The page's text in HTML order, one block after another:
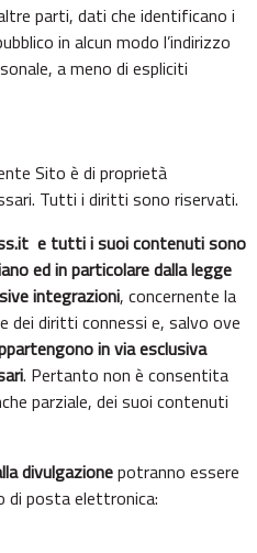
parti, dati che identificano i
in alcun modo l’indirizzo
a meno di espliciti
Sito è di proprietà
Tutti i diritti sono riservati.
e tutti i suoi contenuti sono
ed in particolare dalla legge
integrazioni, concernente la
dei diritti connessi e, salvo ove
in via esclusiva
. Pertanto non è consentita
parziale, dei suoi contenuti
divulgazionepotranno essere
di posta elettronica: